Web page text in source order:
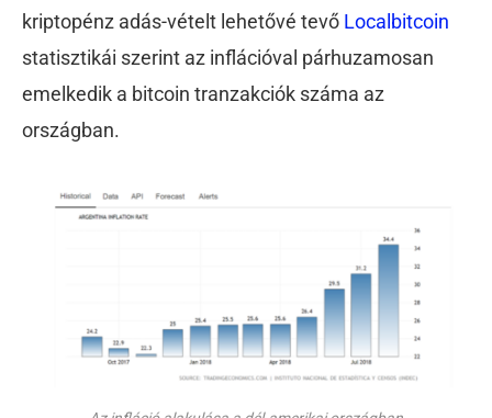
kriptopénz adás-vételt lehetővé tevő Localbitcoin
statisztikái szerint az inflációval párhuzamosan
emelkedik a bitcoin tranzakciók száma az
országban.